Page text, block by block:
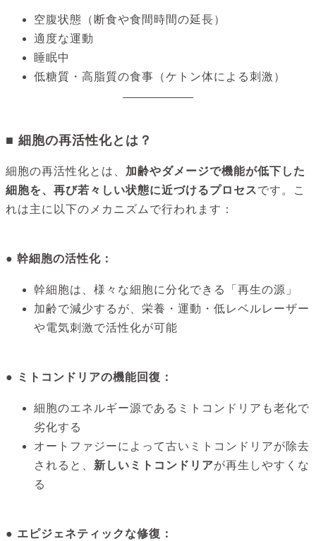
空腹状態（断食や食間時間の延長）
適度な運動
睡眠中
低糖質・高脂質の食事（ケトン体による刺激）
■ 細胞の再活性化とは？
細胞の再活性化とは、 加齢やダメージで機能が低下した
細胞を、再び若々しい状態に近づけるプロセスです。こ
れは主に以下のメカニズムで行われます：
● 幹細胞の活性化：
幹細胞は、様々な細胞に分化できる「再生の源」
加齢で減少するが、栄養・運動・低レベルレーザー
や電気刺激で活性化が可能
● ミトコンドリアの機能回復：
細胞のエネルギー源であるミトコンドリアも老化で
劣化する
オートファジーによって古いミトコンドリアが除去
されると、 新しいミトコンドリアが再生しやすくな
る
● エピジェネティックな修復：